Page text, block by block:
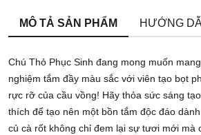
MÔ TẢ SẢN PHẨM HƯỚNG
Chú Thỏ Phục Sinh đang mong muốn
nghiệm tắm đầy màu sắc với viên tạo bọt
rực rỡ của cầu vồng! Hãy thỏa sức sáng
thích để tạo nên một bồn tắm độc đáo
củ cà rốt không chỉ đem lại sự tươi mới mà